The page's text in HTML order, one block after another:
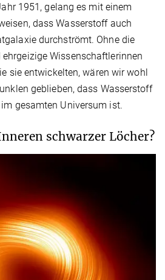
1951, gelang es mit einem
dass Wasserstoff auch
durchströmt. Ohne die
Wissenschaftlerinnen
sie entwickelten, wären wir wohl
geblieben, dass Wasserstoff
gesamten Universum ist.
schwarzer Löcher?